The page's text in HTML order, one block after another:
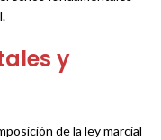
y
de la ley marcial